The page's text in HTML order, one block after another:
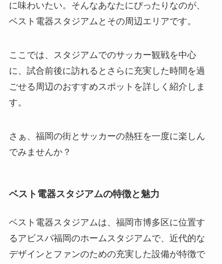
に味わいたい。そんなあなたにぴったりなのが、
ベスト電器スタジアムとその周辺エリアです。
ここでは、スタジアムでのサッカー観戦を中心
に、試合前後に訪れるとさらに充実した時間を過
ごせる周辺のおすすめスポットを詳しく紹介しま
す。
さぁ、福岡の街とサッカーの熱狂を一度に楽しん
でみませんか？
ベスト電器スタジアムの特徴と魅力
ベスト電器スタジアムは、福岡市博多区に位置す
るアビスパ福岡のホームスタジアムで、近代的な
デザインとファンのための充実した設備が特徴で